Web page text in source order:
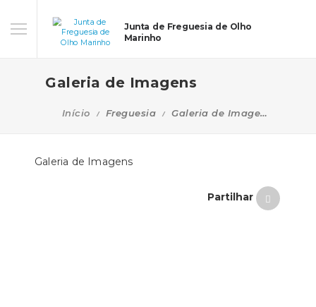
Junta de Freguesia de Olho
Marinho
Galeria de Imagens
Início Freguesia Galeria de Imagens
Galeria de Imagens
Partilhar